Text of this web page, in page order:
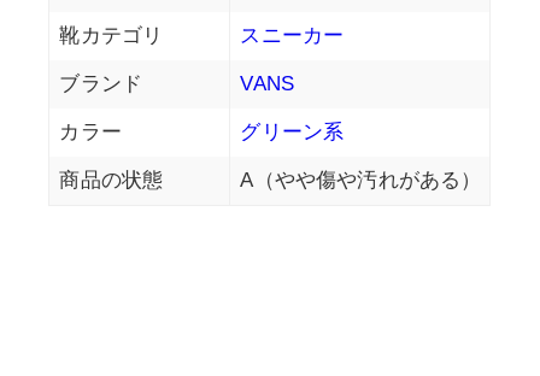
靴カテゴリ スニーカー
ブランド VANS
カラー グリーン系
商品の状態 A（やや傷や汚れがある）